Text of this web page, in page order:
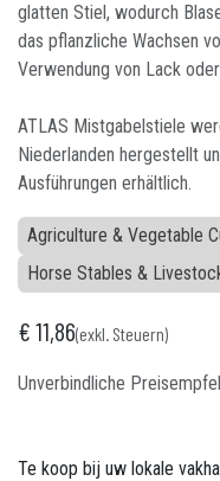
glatten Stiel, wodurch
das pflanzliche Wachsen
Verwendung von Lack
ATLAS Mistgabelstiele
Niederlanden hergestellt
Ausführungen erhältlich.
Agriculture & Vegetable
Horse Stables &
€11,86(exkl. Steuern)
Unverbindliche
Te koop bij uw lokale